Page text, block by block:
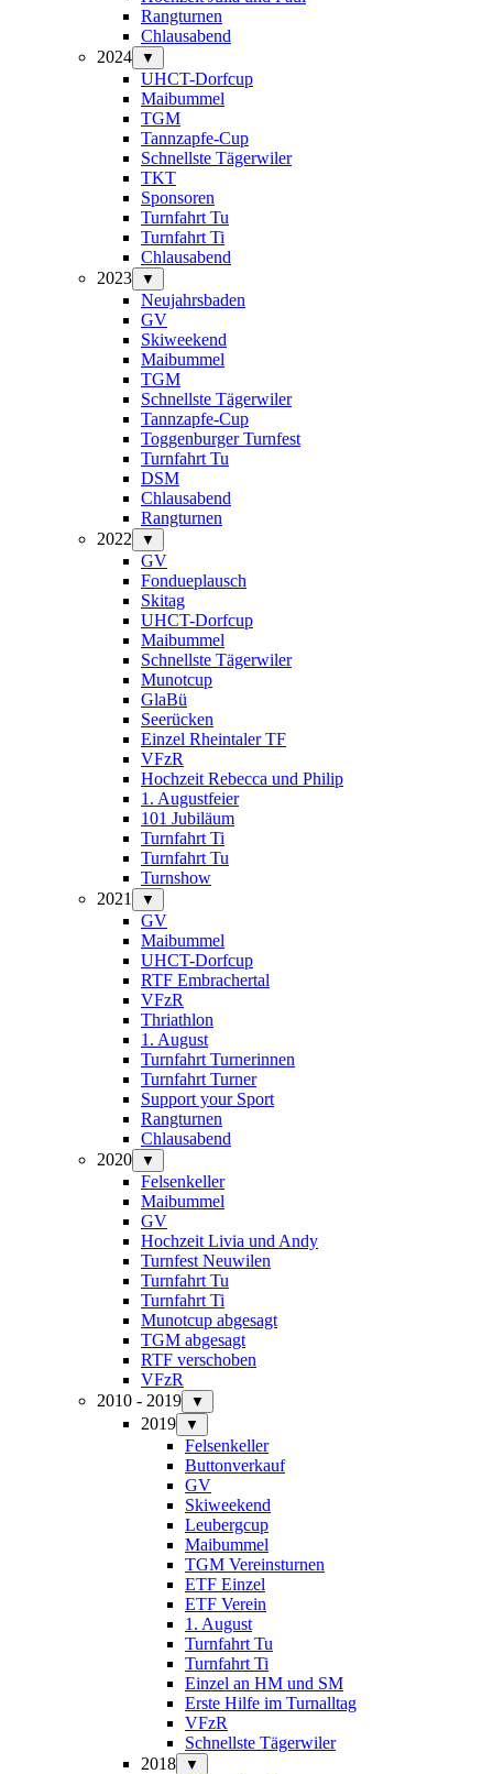
Rangturnen
Chlausabend
2024
▼
UHCT-Dorfcup
Maibummel
TGM
Tannzapfe-Cup
Schnellste Tägerwiler
TKT
Sponsoren
Turnfahrt Tu
Turnfahrt Ti
Chlausabend
2023
▼
Neujahrsbaden
GV
Skiweekend
Maibummel
TGM
Schnellste Tägerwiler
Tannzapfe-Cup
Toggenburger Turnfest
Turnfahrt Tu
DSM
Chlausabend
Rangturnen
2022
▼
GV
Fondueplausch
Skitag
UHCT-Dorfcup
Maibummel
Schnellste Tägerwiler
Munotcup
GlaBü
Seerücken
Einzel Rheintaler TF
VFzR
Hochzeit Rebecca und Philip
1. Augustfeier
101 Jubiläum
Turnfahrt Ti
Turnfahrt Tu
Turnshow
2021
▼
GV
Maibummel
UHCT-Dorfcup
RTF Embrachertal
VFzR
Thriathlon
1. August
Turnfahrt Turnerinnen
Turnfahrt Turner
Support your Sport
Rangturnen
Chlausabend
2020
▼
Felsenkeller
Maibummel
GV
Hochzeit Livia und Andy
Turnfest Neuwilen
Turnfahrt Tu
Turnfahrt Ti
Munotcup abgesagt
TGM abgesagt
RTF verschoben
VFzR
2010 - 2019
▼
2019 ▼
Felsenkeller
Buttonverkauf
GV
Skiweekend
Leubergcup
Maibummel
TGM Vereinsturnen
ETF Einzel
ETF Verein
1. August
Turnfahrt Tu
Turnfahrt Ti
Einzel an HM und SM
Erste Hilfe im Turnalltag
VFzR
Schnellste Tägerwiler
2018
▼